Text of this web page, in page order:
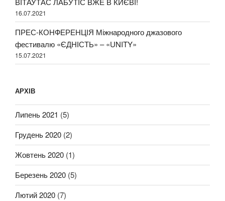
16.07.2021
ПРЕС-КОНФЕРЕНЦІЯ Міжнародного джазового
фестивалю «ЄДНІСТЬ» – «UNITY»
15.07.2021
АРХІВ
Липень 2021 (5)
Грудень 2020 (2)
Жовтень 2020 (1)
Березень 2020 (5)
Лютий 2020 (7)